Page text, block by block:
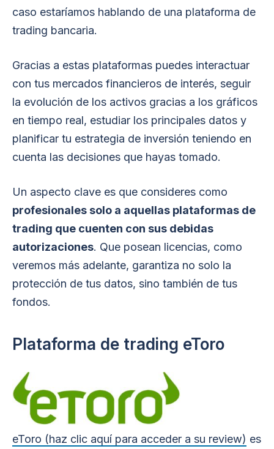
caso estaríamos hablando de una plataforma de
trading bancaria.
Gracias a estas plataformas puedes interactuar
con tus mercados financieros de interés, seguir
la evolución de los activos gracias a los gráficos
en tiempo real, estudiar los principales datos y
planificar tu estrategia de inversión teniendo en
cuenta las decisiones que hayas tomado.
Un aspecto clave es que consideres como
profesionales solo a aquellas plataformas de
trading que cuenten con sus debidas
autorizaciones. Que posean licencias, como
veremos más adelante, garantiza no solo la
protección de tus datos, sino también de tus
fondos.
Plataforma de trading eToro
eToro (haz clic aquí para acceder a su review) es